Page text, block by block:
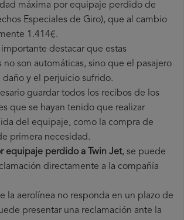
máxima por equipaje perdido de
Especiales de Giro), que al cambio
1.414€.
destacar que estas
no son automáticas, sino que el pasajero
y el perjuicio sufrido.
guardar todos los recibos de los
que se hayan tenido que realizar
del equipaje, como la compra de
primera necesidad.
equipaje perdido a Twin Jet, se puede
directamente a la compañía
la aerolínea no responda en un plazo de
presentar una reclamación ante la